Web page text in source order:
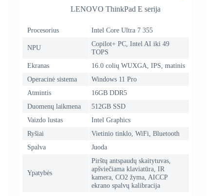
LENOVO ThinkPad E serija
Procesorius Intel Core Ultra 7 355
NPU
Copilot+ PC, Intel AI iki 49
TOPS
Ekranas
16.0 colių WUXGA, IPS, matinis
Operacinė sistema
Windows 11 Pro
Atmintis
16GB DDR5
Duomenų laikmena
512GB SSD
Vaizdo lustas
Intel Graphics
Ryšiai
Vietinio tinklo, WiFi, Bluetooth
Spalva
Juoda
Ypatybės
Pirštų antspaudų skaitytuvas,
apšviečiama klaviatūra, IR
kamera, CO2 žyma, AICCP
ekrano spalvų kalibracija